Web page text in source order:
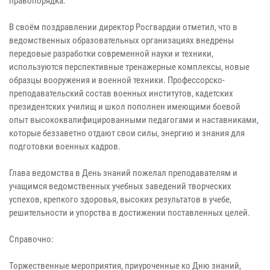
В своём поздравлении директор Росгвардии отметил, что в
ведомственных образовательных организациях внедрены
передовые разработки современной науки и техники,
используются перспективные тренажерные комплексы, новые
образцы вооружения и военной техники. Профессорско-
преподавательский состав военных институтов, кадетских
президентских училищ и школ пополнен имеющими боевой
опыт высококвалифицированными педагогами и наставниками,
которые беззаветно отдают свои силы, энергию и знания для
подготовки военных кадров.
Глава ведомства в День знаний пожелал преподавателям и
учащимся ведомственных учебных заведений творческих
успехов, крепкого здоровья, высоких результатов в учебе,
решительности и упорства в достижении поставленных целей.
Справочно:
Торжественные мероприятия, приуроченные ко Дню знаний,